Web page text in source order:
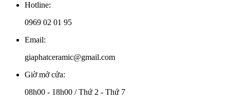
Hotline:
0969 02 01 95
Email:
giaphatceramic@gmail.com
Giờ mở cửa:
08h00 - 18h00 / Thứ 2 - Thứ 7